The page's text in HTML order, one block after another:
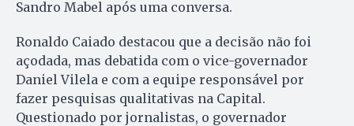
Sandro Mabel após uma conversa.
Ronaldo Caiado destacou que a decisão não foi
açodada, mas debatida com o vice-governador
Daniel Vilela e com a equipe responsável por
fazer pesquisas qualitativas na Capital.
Questionado por jornalistas, o governador